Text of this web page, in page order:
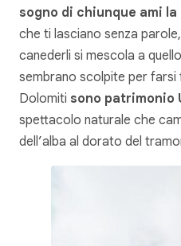
sogno di chiunque ami la
che ti lasciano senza
canederli si mescola a
sembrano scolpite per
Dolomiti sono patrimonio
spettacolo naturale che
dell’alba al dorato del